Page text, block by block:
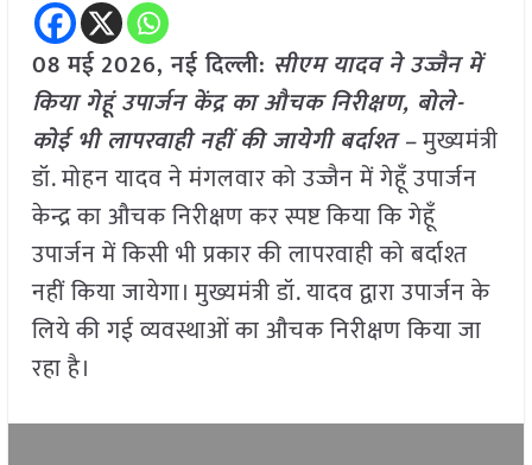
08 मई2026, नई दिल्ली: सीएम यादव ने उज्जैन में
किया गेहूं उपार्जन केंद्र का औचक निरीक्षण, बोले-
कोई भी लापरवाही नहीं की जायेगी बर्दाश्त –मुख्यमंत्री
डॉ. मोहन यादव ने मंगलवार को उज्जैन में गेहूँ उपार्जन
केन्द्र का औचक निरीक्षण कर स्पष्ट किया कि गेहूँ
उपार्जन में किसी भी प्रकार की लापरवाही को बर्दाश्त
नहीं किया जायेगा। मुख्यमंत्री डॉ. यादव द्वारा उपार्जन के
लिये की गई व्यवस्थाओं का औचक निरीक्षण किया जा
रहा है।